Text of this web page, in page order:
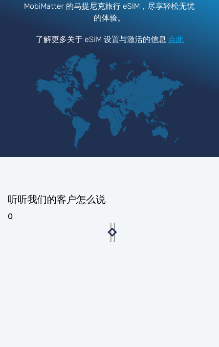
MobiMatter 的马提尼克旅行 eSIM，尽享轻松无忧
的体验。
了解更多关于 eSIM 设置与激活的信息 点此
听听我们的客户怎么说
0